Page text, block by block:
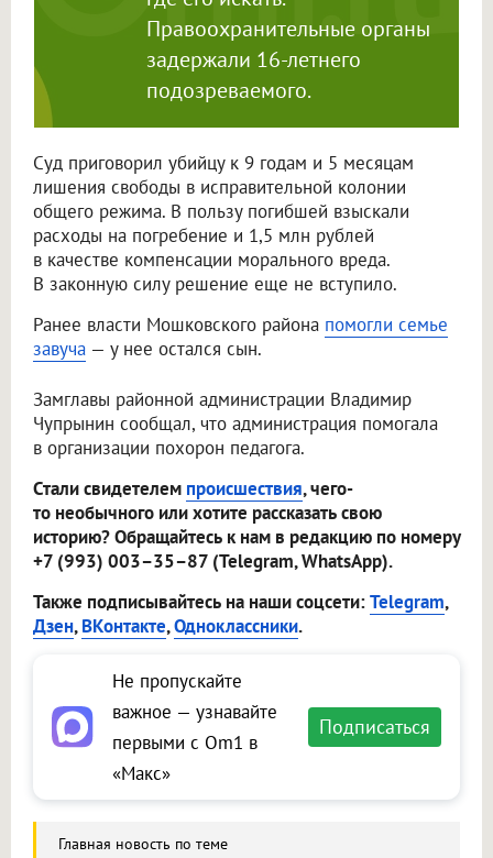
Правоохранительные органы
задержали 16-летнего
подозреваемого.
Суд приговорил убийцу к 9 годам и 5 месяцам
лишения свободы в исправительной колонии
общего режима. В пользу погибшей взыскали
расходы на погребение и 1,5 млн рублей
в качестве компенсации морального вреда.
В законную силу решение еще не вступило.
Ранее власти Мошковского района помогли семье
завуча — у нее остался сын.
Замглавы районной администрации Владимир
Чупрынин сообщал, что администрация помогала
в организации похорон педагога.
Стали свидетелем происшествия, чего-
то необычного или хотите рассказать свою
историю? Обращайтесь к нам в редакцию по номеру
+7 (993) 003–35–87 (Telegram, WhatsApp).
Также подписывайтесь на наши соцсети:Telegram,
Дзен,ВКонтакте,Одноклассники.
Не пропускайте
важное — узнавайте
первыми с Om1 в
«Макс»
Подписаться
Главная новость по теме